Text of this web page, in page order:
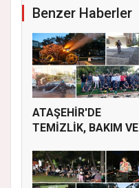
Benzer Haberler
ATAŞEHİR'DE
TEMİZLİK, BAKIM VE